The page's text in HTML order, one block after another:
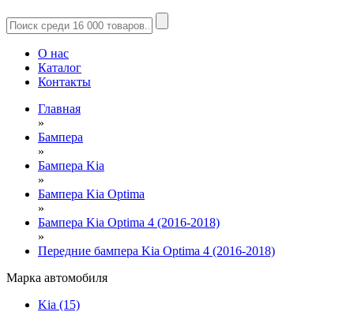
О нас
Каталог
Контакты
Главная
»
Бампера
»
Бампера Kia
»
Бампера Kia Optima
»
Бампера Kia Optima 4 (2016-2018)
»
Передние бампера Kia Optima 4 (2016-2018)
Марка автомобиля
Kia (15)